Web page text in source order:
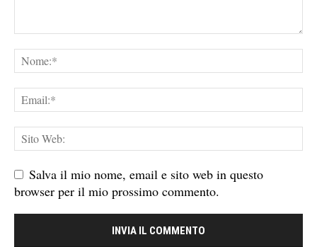
Salva il mio nome, email e sito web in questo
browser per il mio prossimo commento.